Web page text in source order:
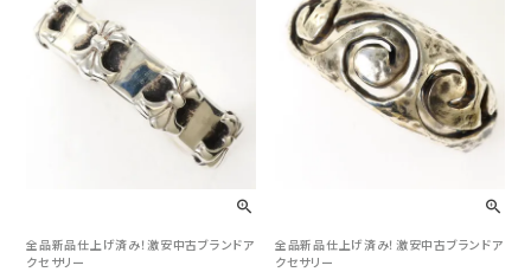
全品新品仕上げ済み！激安中古ブランドア
クセサリー
全品新品仕上げ済み！激安中古ブランドア
クセサリー